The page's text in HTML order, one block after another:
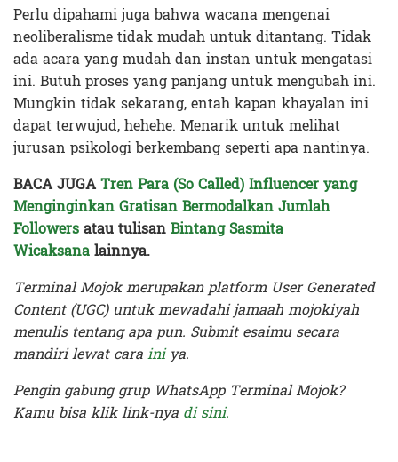
Perlu dipahami juga bahwa wacana mengenai
neoliberalisme tidak mudah untuk ditantang. Tidak
ada acara yang mudah dan instan untuk mengatasi
ini. Butuh proses yang panjang untuk mengubah ini.
Mungkin tidak sekarang, entah kapan khayalan ini
dapat terwujud, hehehe. Menarik untuk melihat
jurusan psikologi berkembang seperti apa nantinya.
BACA JUGATren Para (So Called) Influencer yang
Menginginkan Gratisan Bermodalkan Jumlah
Followersatau tulisanBintang Sasmita
Wicaksanalainnya.
Terminal Mojok merupakan platform User Generated
Content (UGC) untuk mewadahi jamaah mojokiyah
menulis tentang apa pun. Submit esaimu secara
mandiri lewat carainiya.
Pengin gabung grup WhatsApp Terminal Mojok?
Kamu bisa klik link-nya di sini.